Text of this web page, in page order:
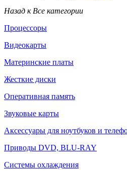
Назад к Все категории
Процессоры
Видеокарты
Материнские платы
Жесткие диски
Оперативная память
Звуковые карты
Аксессуары для ноутбуков и
Приводы DVD, BLU-RAY
Системы охлаждения